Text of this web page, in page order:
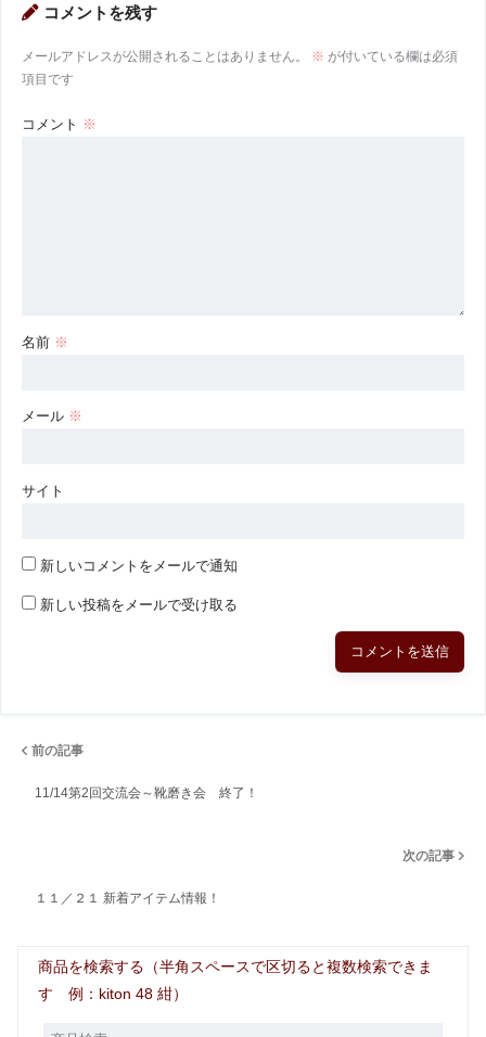
コメントを残す
メールアドレスが公開されることはありません。 ※ が付いている欄は必須
項目です
コメント ※
名前 ※
メール ※
サイト
新しいコメントをメールで通知
新しい投稿をメールで受け取る
前の記事
11/14第2回交流会～靴磨き会 終了！
次の記事
１１／２１ 新着アイテム情報！
商品を検索する（半角スペースで区切ると複数検索できま
す 例：kiton 48 紺）